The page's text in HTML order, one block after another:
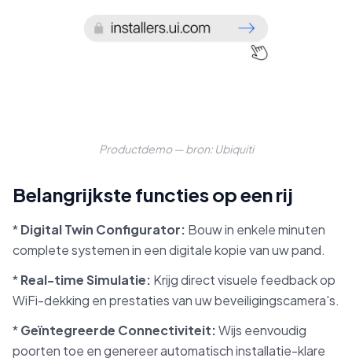
Productdemo — bron: Ubiquiti
Belangrijkste functies op een rij
*Digital Twin Configurator: Bouw in enkele minuten
complete systemen in een digitale kopie van uw pand.
*Real-time Simulatie: Krijg direct visuele feedback op
WiFi-dekking en prestaties van uw beveiligingscamera's.
*Geïntegreerde Connectiviteit:Wijs eenvoudig
poorten toe en genereer automatisch installatie-klare